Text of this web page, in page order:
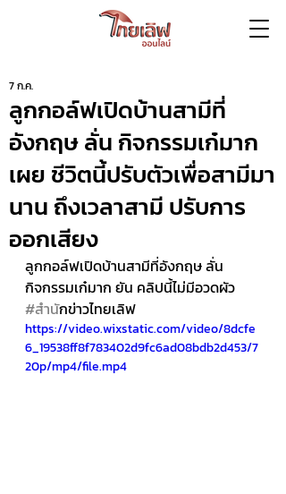
ลูกกอล์ฟเปิดบ้านสามีที่
อังกฤษ ลั่น กิจกรรมเก๋มาก
เผย ชีวิตนี้ปรับตัวเพื่อสามีมา
นาน ถึงเวลาสามี ปรับการ
ออกเสียง
7 ก.ค.
ลูกกอล์ฟเปิดบ้านสามีที่อังกฤษ ลั่น
กิจกรรมเก๋มาก ยัน คลิปนี้ไม่มีอวดผัว
#สำนักข่าวไทยเลิฟ
https://video.wixstatic.com/video/8dcfe
6_19538ff8f783402d9fc6ad08bdb2d453/7
20p/mp4/file.mp4